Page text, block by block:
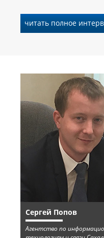
читать полное
Сергей Попов
Агентство по